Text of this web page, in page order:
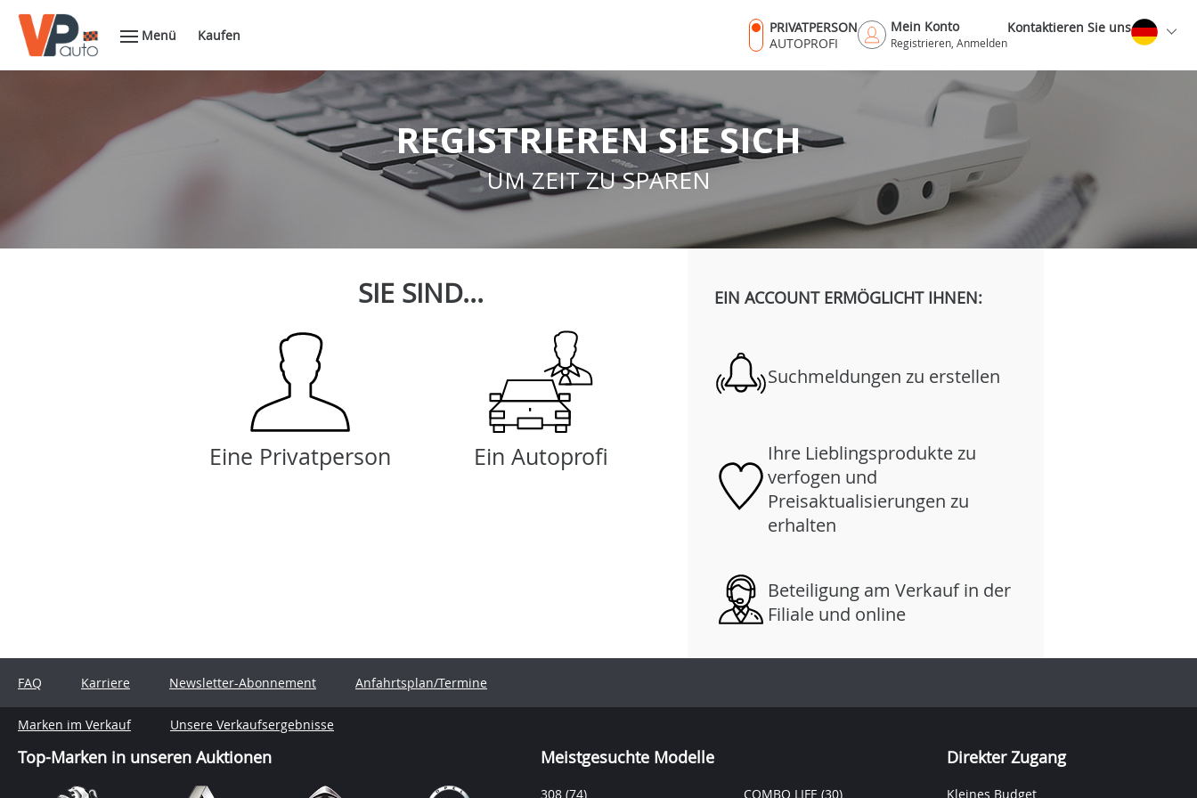
Menü Kaufen
PRIVATPERSON
AUTOPROFI
Mein Konto
Registrieren, Anmelden
Kontaktieren Sie uns
REGISTRIEREN SIE SICH
UM ZEIT ZU SPAREN
SIE SIND...
Eine Privatperson Ein Autoprofi
EIN ACCOUNT ERMÖGLICHT IHNEN:
Suchmeldungen zu erstellen
Ihre Lieblingsprodukte zu
verfogen und
Preisaktualisierungen zu
erhalten
Beteiligung am Verkauf in der
Filiale und online
FAQ Karriere Newsletter-Abonnement Anfahrtsplan/Termine
Marken im Verkauf Unsere Verkaufsergebnisse
Top-Marken in unseren Auktionen Meistgesuchte Modelle
308 (74) COMBO LIFE (30)
Direkter Zugang
Kleines Budget